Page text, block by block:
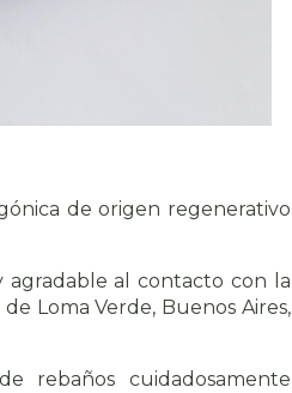
de origen regenerativo
agradable al contacto con la
Loma Verde, Buenos Aires,
rebaños cuidadosamente